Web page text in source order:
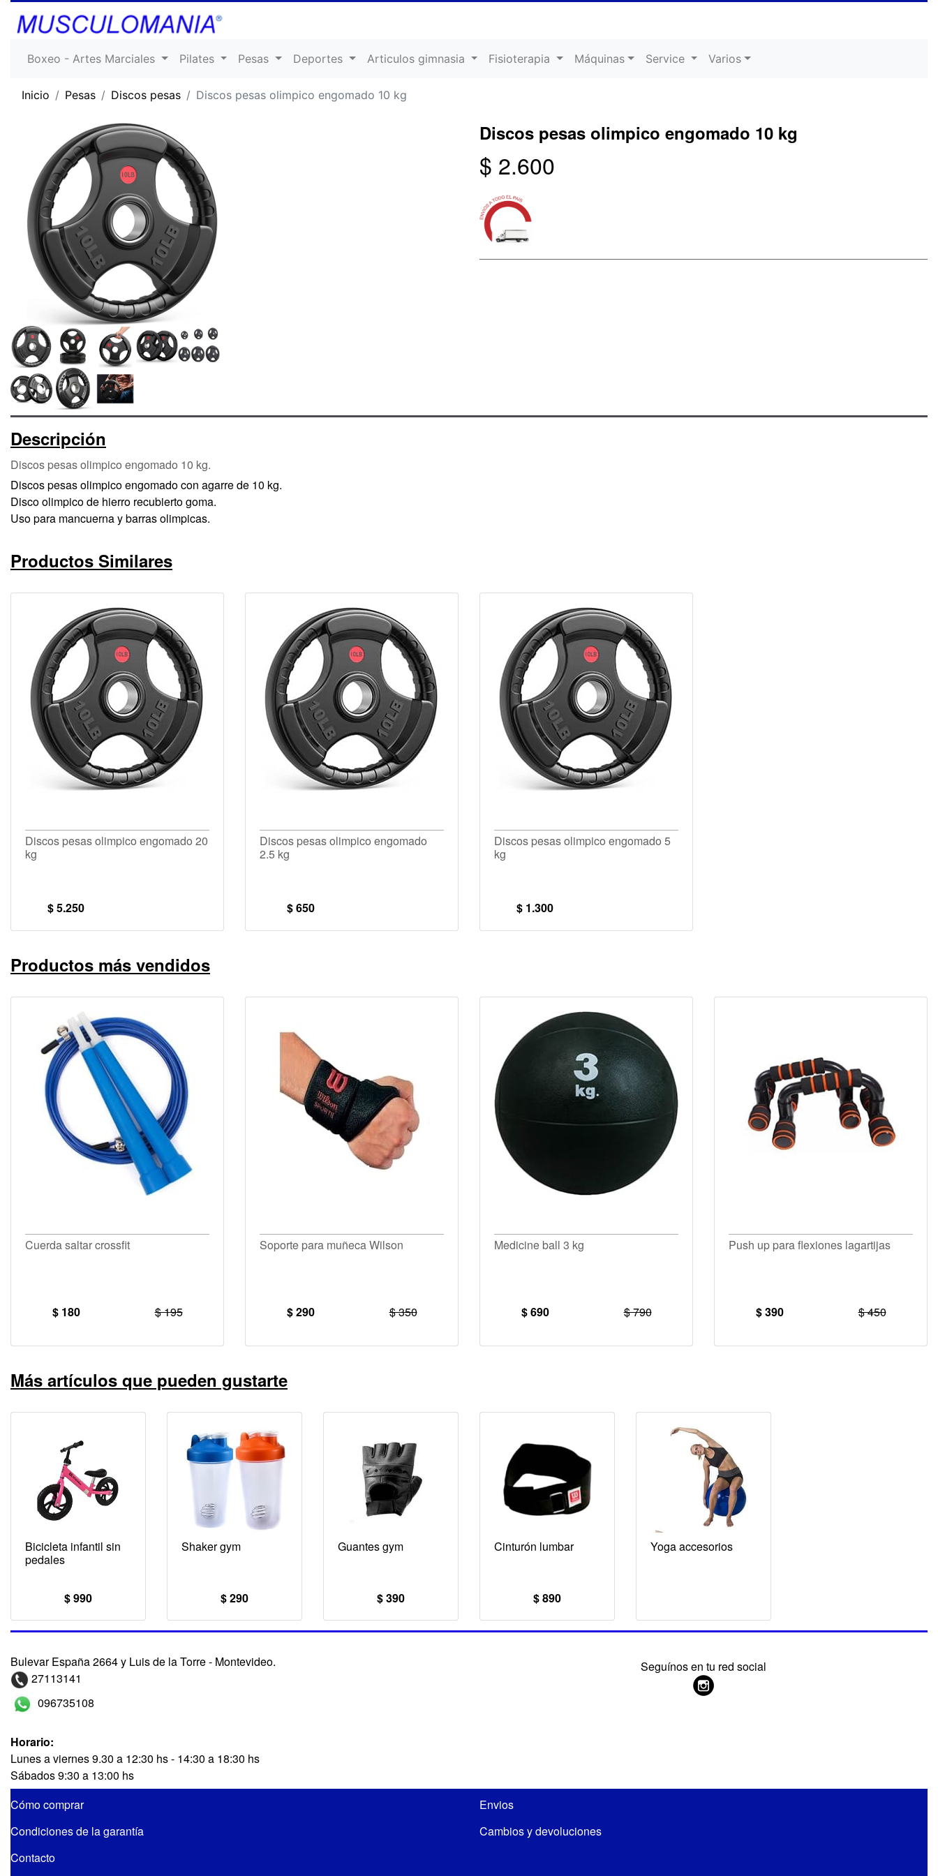
Boxeo - Artes Marciales Pilates Pesas Deportes Articulos gimnasia Fisioterapia Máquinas Service Varios
Inicio Pesas Discos pesas Discos pesas olimpico engomado 10 kg
Discos pesas olimpico engomado 10 kg
$ 2.600
Descripción
Discos pesas olimpico engomado 10 kg.
Discos pesas olimpico engomado con agarre de 10 kg.
Disco olimpico de hierro recubierto goma.
Uso para mancuerna y barras olimpicas.
Productos Similares
Discos pesas olimpico engomado 20
kg
$ 5.250
Discos pesas olimpico engomado
2.5 kg
$ 650
Discos pesas olimpico engomado 5
kg
$ 1.300
Productos más vendidos
Cuerda saltar crossfit
$ 180 $ 195
Soporte para muñeca Wilson
$ 290 $ 350
Medicine ball 3 kg
$ 690 $ 790
Push up para flexiones lagartijas
$ 390 $ 450
Más artículos que pueden gustarte
Bicicleta infantil sin
pedales
$ 990
Shaker gym
$ 290
Guantes gym
$ 390
Cinturón lumbar
$ 890
Yoga accesorios
Bulevar España 2664 y Luis de la Torre - Montevideo.
27113141
096735108
Horario:
Lunes a viernes 9.30 a 12:30 hs - 14:30 a 18:30 hs
Sábados 9:30 a 13:00 hs
Seguínos en tu red social
Cómo comprar
Envios
Condiciones de la garantía
Cambios y devoluciones
Contacto